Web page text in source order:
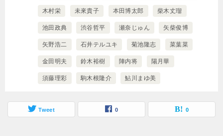
木村栄 未來貴子 本田博太郎 柴木丈瑠
池田政典 渋谷哲平 瀬奈じゅん 矢柴俊博
矢野浩二 石井テルユキ 菊池隆志 菜葉菜
金田明夫 鈴木裕樹 陣内将 陽月華
須藤理彩 駒木根隆介 鮎川まゆ美
Tweet 0 0